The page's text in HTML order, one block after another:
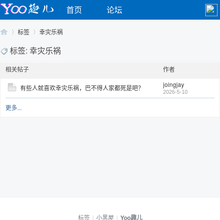
首页 论坛
Yo›
标签 幸灾乐祸
标签: 幸灾乐祸
相关帖子 作者
有些人就喜欢幸灾乐祸，巴不得人家都死是吧？ joingjay
2026-5-10
更多...
标签 | 小黑屋 | Yoo趣儿